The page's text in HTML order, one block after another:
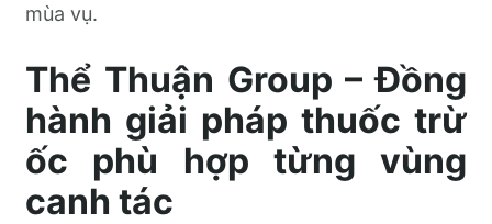
mùa vụ.
Thể Thuận Group – Đồng
hành giải pháp thuốc trừ
ốc phù hợp từng vùng
canh tác